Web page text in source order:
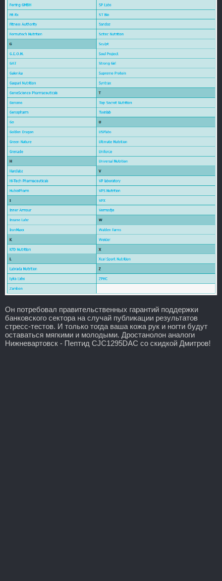
Он потребовал правительственных гарантий поддержки
банковского сектора на случай публикации результатов
стресс-тестов. И только тогда ваша кожа рук и ногти будут
оставаться мягкими и молодыми. Дростанолон аналоги
Нижневартовск - Пептид CJC1295DAC со скидкой Дмитров!